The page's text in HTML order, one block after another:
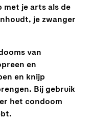
je arts als de
je zwanger
van
en
en knijp
Bij gebruik
het condoom